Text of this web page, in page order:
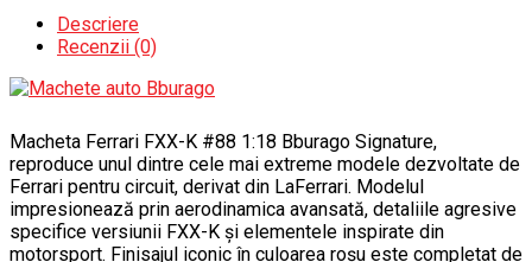
Descriere
Recenzii (0)
Macheta Ferrari FXX-K #88 1:18 Bburago Signature,
reproduce unul dintre cele mai extreme modele dezvoltate de
Ferrari pentru circuit, derivat din LaFerrari. Modelul
impresionează prin aerodinamica avansată, detaliile agresive
specifice versiunii FXX-K și elementele inspirate din
motorsport. Finisajul iconic în culoarea roșu este completat de